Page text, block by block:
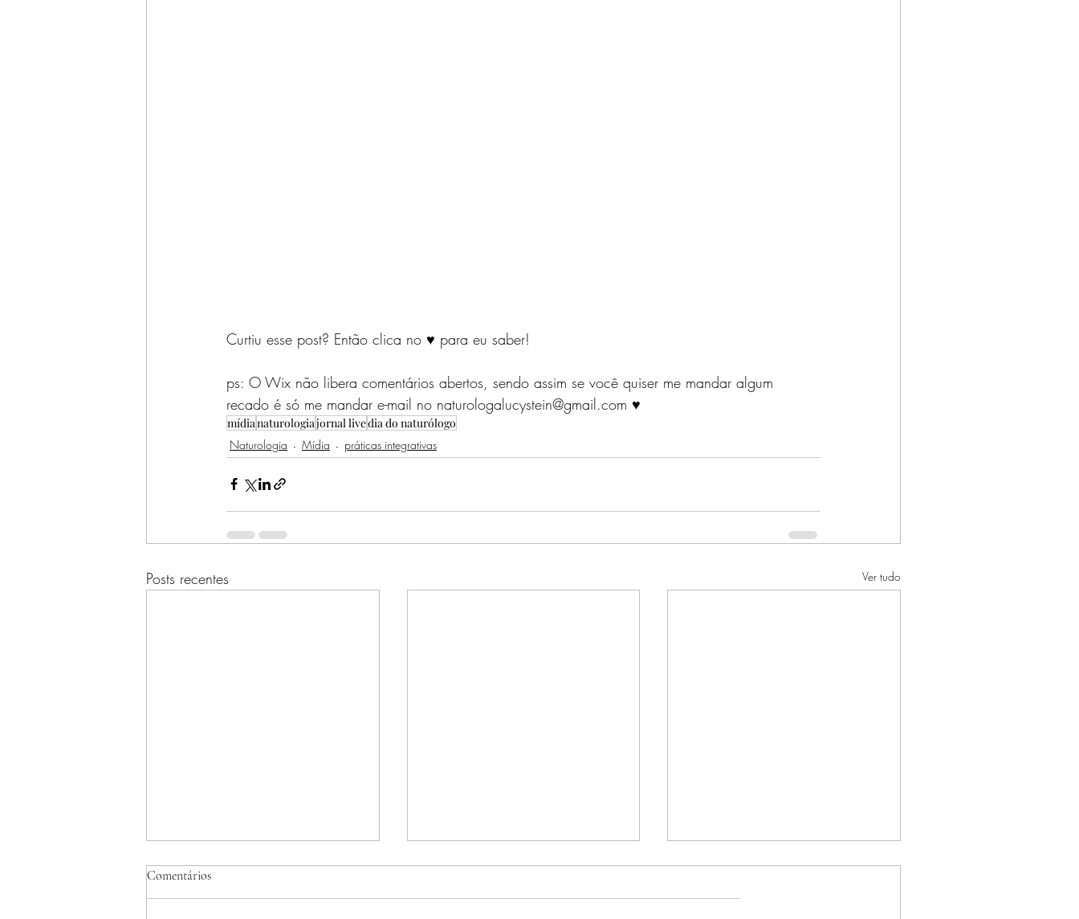
Curtiu esse post? Então clica no ♥ para eu saber!
ps: O Wix não libera comentários abertos, sendo assim se você quiser me mandar algum
recado é só me mandar e-mail no naturologalucystein@gmail.com ♥
mídianaturologiajornal livedia do naturólogo
Naturologia
Mídia práticas integrativas
Posts recentes Ver tudo
Comentários